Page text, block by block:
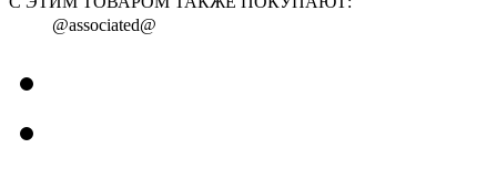
@associated@